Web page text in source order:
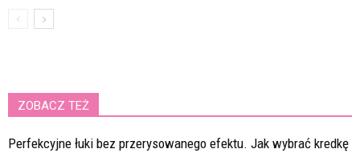
ZOBACZ TEŻ
Perfekcyjne łuki bez przerysowanego efektu. Jak wybrać kredkę